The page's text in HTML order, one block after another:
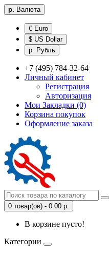
р. Валюта
€ Euro
$ US Dollar
р. Рубль
+7 (495) 784-32-64
Личный кабинет
Регистрация
Авторизация
Мои Закладки (0)
Корзина покупок
Оформление заказа
0 товар(ов) - 0.00 р.
В корзине пусто!
Категории